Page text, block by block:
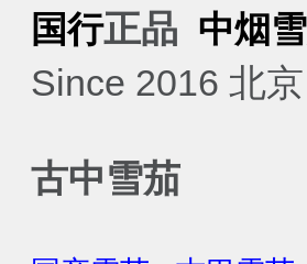
国行正品 中烟
Since 2016 北京
古中雪茄